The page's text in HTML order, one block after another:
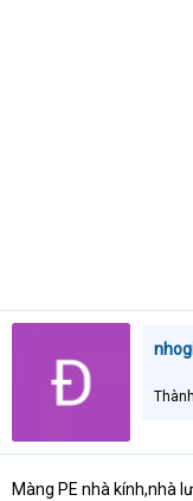
Màng PE nhà kính,nhà